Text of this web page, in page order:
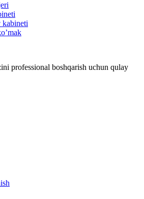
kabineti
professional boshqarish uchun qulay